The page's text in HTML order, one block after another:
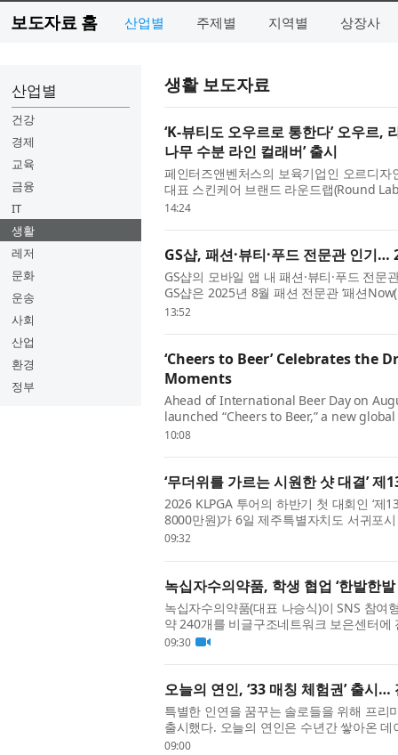
보도자료 홈 산업별 주제별 지역별 상장사
산업별
건강
경제
교육
금융
IT
생활
레저
문화
운송
사회
산업
환경
정부
생활 보도자료
‘K-뷰티도 오우르로 통한다’ 오우르,
나무 수분 라인 컬래버’ 출시
페인터즈앤벤처스의 보육기업인 오르디자
대표 스킨케어 브랜드 라운드랩(Round
렉션을 선보인다. 이번 협업은 한국 스킨
14:24
GS샵, 패션·뷰티·푸드 전문관 인기
GS샵의 모바일 앱 내 패션·뷰티·푸드 전
GS샵은 2025년 8월 패션 전문관 ‘패션
(샵)’과 식품 전문관 ‘맛있는 발견’을 추가
13:52
‘Cheers to Beer’ Celebrates the
Moments
Ahead of International Beer Day on
launched “Cheers to Beer,” a new
in culture and communities around the
10:08
‘무더위를 가르는 시원한 샷 대결’
2026 KLPGA 투어의 하반기 첫 대회인 ‘제
8000만원)가 6일 제주특별자치도 서귀포
13회를 맞은 제주삼다수 마스터스는 ‘축제
09:32
녹십자수의약품, 학생 협업 ‘한발한
녹십자수의약품(대표 나승식)이 SNS 참여
약 240개를 비글구조네트워크 보은센터에
교 학생 프로젝트 ‘PawfectRxCycle’과 협
09:30
오늘의 연인, ‘33 매칭 체험권’ 출시
특별한 인연을 꿈꾸는 솔로들을 위해 프리
출시했다. 오늘의 연인은 수년간 쌓아온
성향, 가치관, 조건 등을 종합적으로 고려
09:00